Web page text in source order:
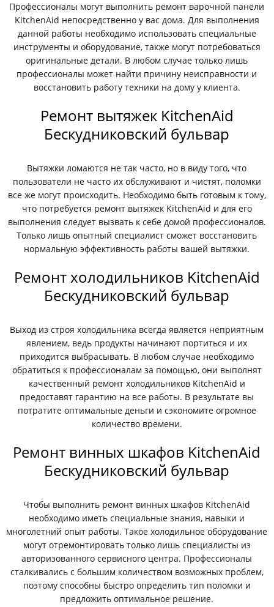
Профессионалы могут выполнить ремонт варочной панели
KitchenAid непосредственно у вас дома. Для выполнения
данной работы необходимо использовать специальные
инструменты и оборудование, также могут потребоваться
оригинальные детали. В любом случае только лишь
профессионалы может найти причину неисправности и
восстановить работу техники на дому у клиента.
Ремонт вытяжек KitchenAid
Бескудниковский бульвар
Вытяжки ломаются не так часто, но в виду того, что
пользователи не часто их обслуживают и чистят, поломки
все же могут происходить. Необходимо быть готовым к тому,
что потребуется ремонт вытяжек KitchenAid и для его
выполнения следует вызвать к себе домой профессионалов.
Только лишь опытный специалист сможет восстановить
нормальную эффективность работы вашей вытяжки.
Ремонт холодильников KitchenAid
Бескудниковский бульвар
Выход из строя холодильника всегда является неприятным
явлением, ведь продукты начинают портиться и их
приходится выбрасывать. В любом случае необходимо
обратиться к профессионалам за помощью, они выполнят
качественный ремонт холодильников KitchenAid и
предоставят гарантию на все работы. В результате вы
потратите оптимальные деньги и сэкономите огромное
количество времени.
Ремонт винных шкафов KitchenAid
Бескудниковский бульвар
Чтобы выполнить ремонт винных шкафов KitchenAid
необходимо иметь специальные знания, навыки и
многолетний опыт работы. Такое холодильное оборудование
могут отремонтировать только лишь специалисты из
авторизованного сервисного центра. Профессионалы
сталкивались с большим количеством возможных проблем,
поэтому способны быстро определить тип поломки и
предложить оптимальное решение.